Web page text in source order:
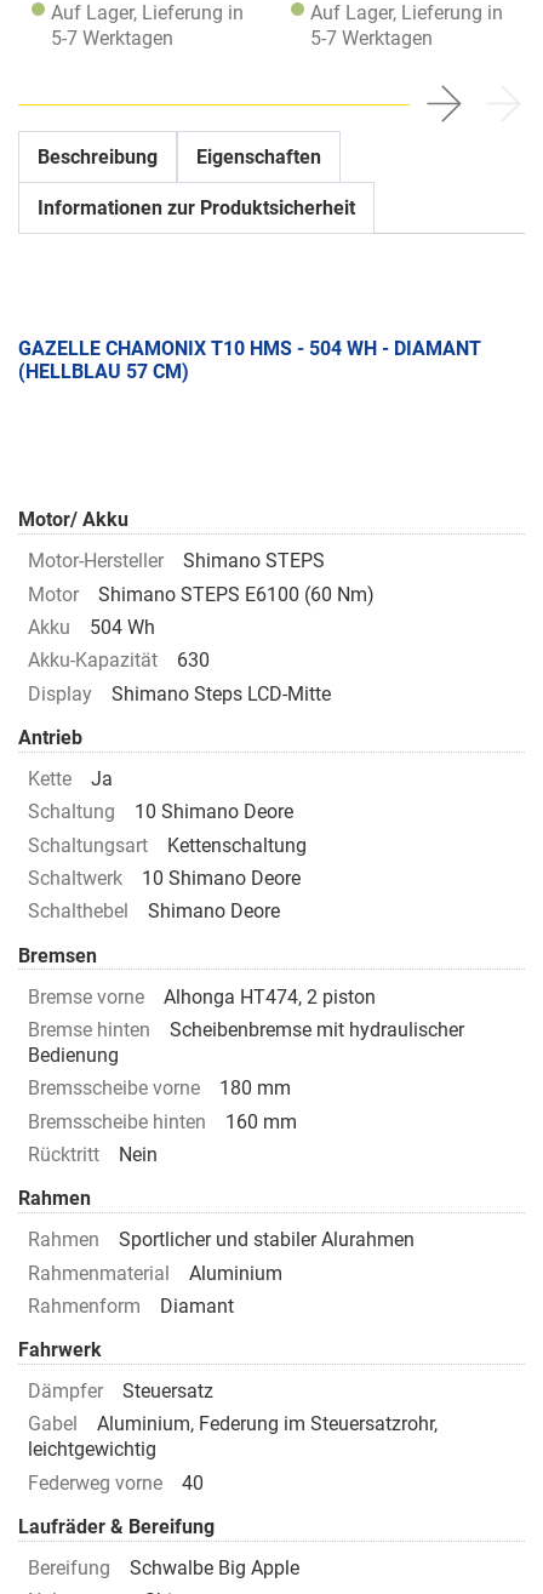
Auf Lager, Lieferung in
5-7 Werktagen
Auf Lager, Lieferung in
5-7 Werktagen
Beschreibung Eigenschaften
Informationen zur Produktsicherheit
GAZELLE CHAMONIX T10 HMS - 504 WH - DIAMANT
(HELLBLAU 57 CM)
Motor/ Akku
Motor-Hersteller
Shimano STEPS
Motor
Shimano STEPS E6100 (60 Nm)
Akku
504 Wh
Akku-Kapazität
630
Display
Shimano Steps LCD-Mitte
Antrieb
Kette
Ja
Schaltung
10 Shimano Deore
Schaltungsart
Kettenschaltung
Schaltwerk
10 Shimano Deore
Schalthebel
Shimano Deore
Bremsen
Bremse vorne
Alhonga HT474, 2 piston
Bremse hinten
Scheibenbremse mit hydraulischer
Bedienung
Bremsscheibe vorne
180 mm
Bremsscheibe hinten
160 mm
Rücktritt
Nein
Rahmen
Rahmen
Sportlicher und stabiler Alurahmen
Rahmenmaterial
Aluminium
Rahmenform
Diamant
Fahrwerk
Dämpfer
Steuersatz
Gabel
Aluminium, Federung im Steuersatzrohr,
leichtgewichtig
Federweg vorne
40
Laufräder & Bereifung
Bereifung
Schwalbe Big Apple